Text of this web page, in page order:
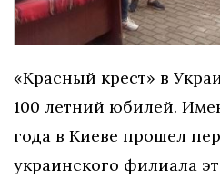
«Красный крест» в
100 летний юбилей.
года в Киеве прошел
украинского филиала